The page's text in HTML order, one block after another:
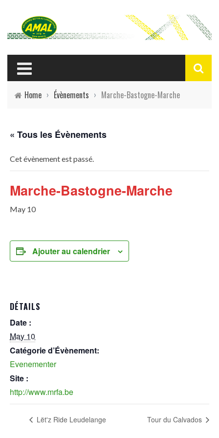
Home › Évènements › Marche-Bastogne-Marche
« Tous les Évènements
Cet évènement est passé.
Marche-Bastogne-Marche
May 10
Ajouter au calendrier
DÉTAILS
Date :
May 10
Catégorie d’Évènement:
Evenementer
Site :
http://www.mrfa.be
Lët'z Ride Leudelange Tour du Calvados